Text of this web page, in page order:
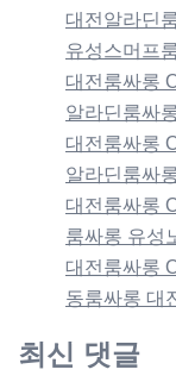
대전알라딘
유성스머프
대전룸싸롱
알라딘룸싸
대전룸싸롱
알라딘룸싸
대전룸싸롱
룸싸롱 유성
대전룸싸롱
동룸싸롱 대
최신 댓글